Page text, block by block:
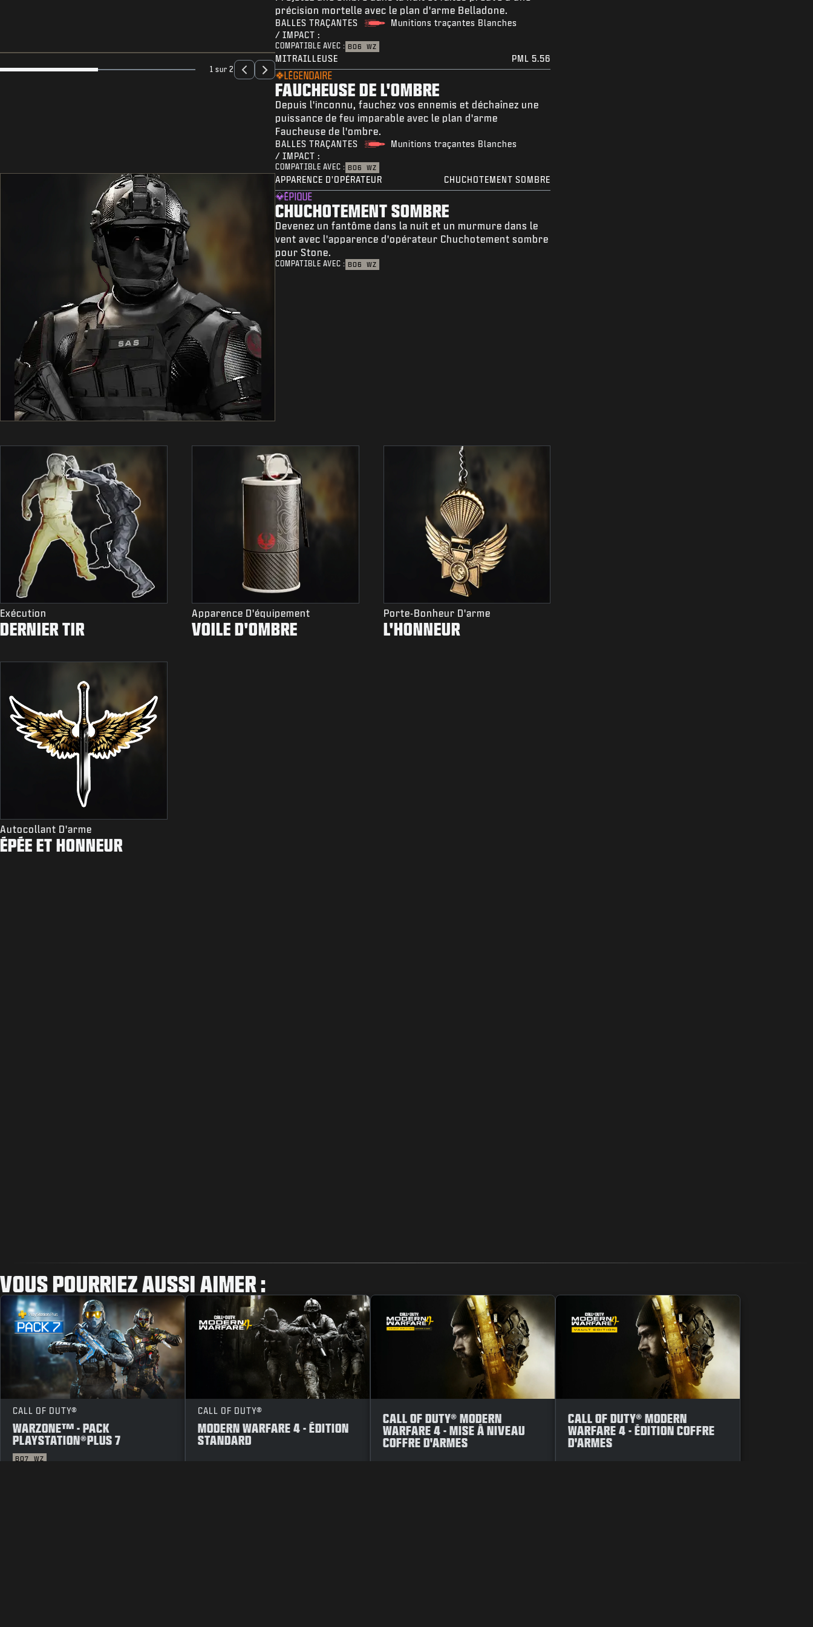
précision mortelle avec le plan d'arme Belladone.
BALLES TRAÇANTES
/ IMPACT :
Munitions traçantes Blanches
COMPATIBLE AVEC : BO6 WZ
1 sur 2
MITRAILLEUSE PML 5.56
LÉGENDAIRE
FAUCHEUSE DE L'OMBRE
Depuis l'inconnu, fauchez vos ennemis et déchaînez une
puissance de feu imparable avec le plan d'arme
Faucheuse de l'ombre.
BALLES TRAÇANTES
/ IMPACT :
Munitions traçantes Blanches
COMPATIBLE AVEC : BO6 WZ
APPARENCE D'OPÉRATEUR CHUCHOTEMENT SOMBRE
ÉPIQUE
CHUCHOTEMENT SOMBRE
Devenez un fantôme dans la nuit et un murmure dans le
vent avec l'apparence d'opérateur Chuchotement sombre
pour Stone.
COMPATIBLE AVEC : BO6 WZ
Exécution
DERNIER TIR
Apparence D'équipement
VOILE D'OMBRE
Porte-Bonheur D'arme
L'HONNEUR
Autocollant D'arme
ÉPÉE ET HONNEUR
VOUS POURRIEZ AUSSI AIMER :
CALL OF DUTY®
WARZONE™ - PACK
PLAYSTATION®PLUS 7
BO7 WZ
CALL OF DUTY®
MODERN WARFARE 4 - ÉDITION
STANDARD
CALL OF DUTY® MODERN
WARFARE 4 - MISE À NIVEAU
COFFRE D'ARMES
CALL OF DUTY® MODERN
WARFARE 4 - ÉDITION COFFRE
D'ARMES